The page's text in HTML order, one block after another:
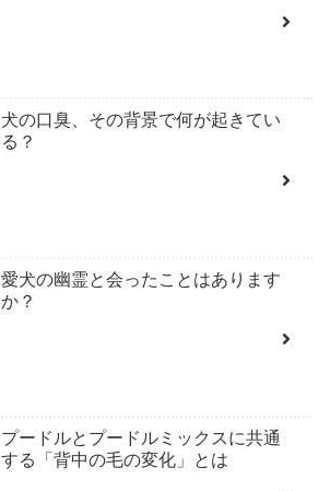
犬の口臭、その背景で何が起きてい
る？
愛犬の幽霊と会ったことはあります
か？
プードルとプードルミックスに共通
する「背中の毛の変化」とは